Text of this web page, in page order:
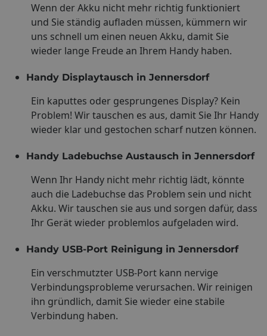
Wenn der Akku nicht mehr richtig funktioniert
und Sie ständig aufladen müssen, kümmern wir
uns schnell um einen neuen Akku, damit Sie
wieder lange Freude an Ihrem Handy haben.
Handy Displaytausch in Jennersdorf
Ein kaputtes oder gesprungenes Display? Kein
Problem! Wir tauschen es aus, damit Sie Ihr Handy
wieder klar und gestochen scharf nutzen können.
Handy Ladebuchse Austausch in Jennersdorf
Wenn Ihr Handy nicht mehr richtig lädt, könnte
auch die Ladebuchse das Problem sein und nicht
Akku. Wir tauschen sie aus und sorgen dafür, dass
Ihr Gerät wieder problemlos aufgeladen wird.
Handy USB-Port Reinigung in Jennersdorf
Ein verschmutzter USB-Port kann nervige
Verbindungsprobleme verursachen. Wir reinigen
ihn gründlich, damit Sie wieder eine stabile
Verbindung haben.